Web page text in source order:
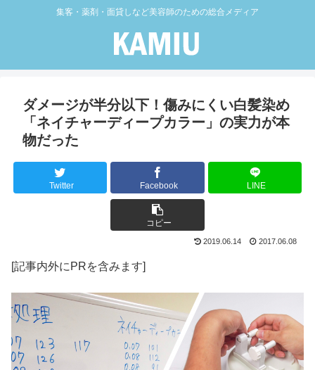
集客・薬剤・面貸しなど美容師のための総合メディア
ダメージが半分以下！傷みにくい白髪染め
「ネイチャーディープカラー」の実力が本
物だった
Twitter Facebook LINE
コピー
2019.06.14 2017.06.08
[記事内外にPRを含みます]